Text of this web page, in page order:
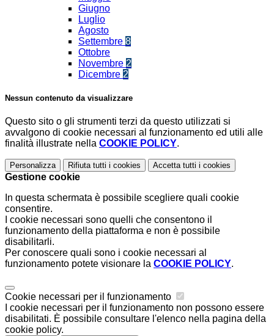
Giugno
Luglio
Agosto
Settembre 8
Ottobre
Novembre 2
Dicembre 2
Nessun contenuto da visualizzare
Questo sito o gli strumenti terzi da questo utilizzati si
avvalgono di cookie necessari al funzionamento ed utili alle
finalità illustrate nella COOKIE POLICY.
Personalizza Rifiuta tutti i cookies Accetta tutti i cookies
Gestione cookie
In questa schermata è possibile scegliere quali cookie
consentire.
I cookie necessari sono quelli che consentono il
funzionamento della piattaforma e non è possibile
disabilitarli.
Per conoscere quali sono i cookie necessari al
funzionamento potete visionare la COOKIE POLICY.
Cookie necessari per il funzionamento
I cookie necessari per il funzionamento non possono essere
disabilitati. È possibile consultare l'elenco nella pagina della
cookie policy.